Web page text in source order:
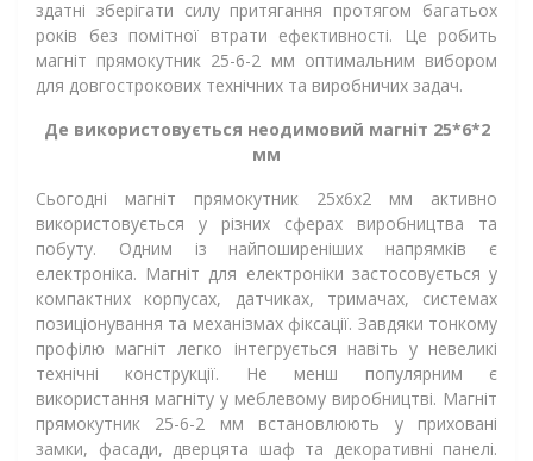
здатні зберігати силу притягання протягом багатьох
років без помітної втрати ефективності. Це робить
магніт прямокутник 25-6-2 мм оптимальним вибором
для довгострокових технічних та виробничих задач.
Де використовується неодимовий магніт 25*6*2
мм
Сьогодні магніт прямокутник 25х6х2 мм активно
використовується у різних сферах виробництва та
побуту. Одним із найпоширеніших напрямків є
електроніка. Магніт для електроніки застосовується у
компактних корпусах, датчиках, тримачах, системах
позиціонування та механізмах фіксації. Завдяки тонкому
профілю магніт легко інтегрується навіть у невеликі
технічні конструкції. Не менш популярним є
використання магніту у меблевому виробництві. Магніт
прямокутник 25-6-2 мм встановлюють у приховані
замки, фасади, дверцята шаф та декоративні панелі.